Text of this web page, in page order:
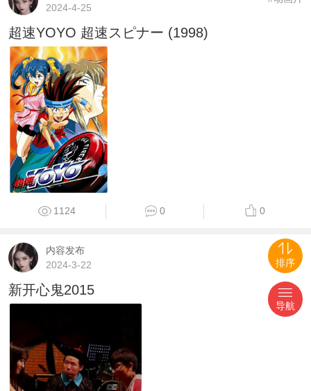
2024-4-25
超速YOYO 超速スピナー (1998)
1124 0 0
内容发布
2024-3-22
#喜剧片
新开心鬼2015
排序
导航